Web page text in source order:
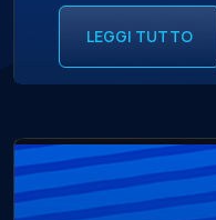
LEGGI TUTTO